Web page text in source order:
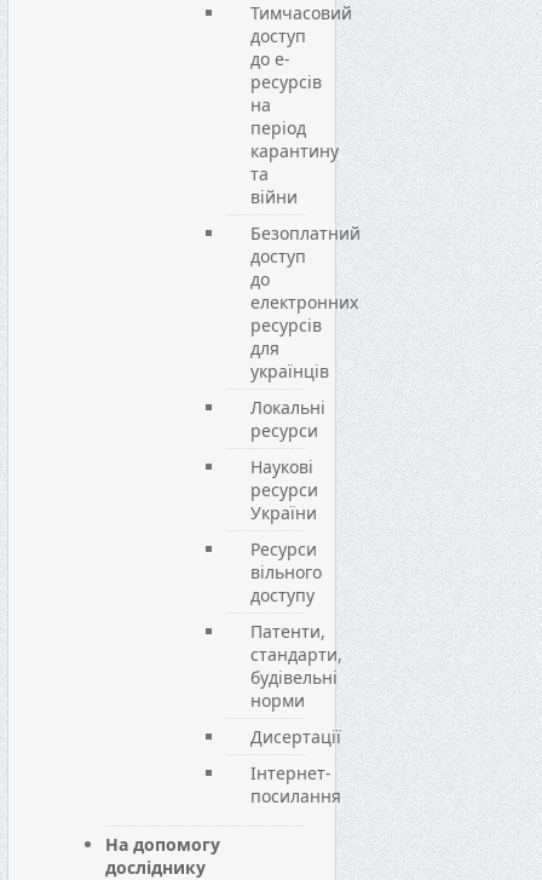
Тимчасовий
доступ
до е-
ресурсів
на
період
карантину
та
війни
Безоплатний
доступ
до
електронних
ресурсів
для
українців
Локальні
ресурси
Наукові
ресурси
України
Ресурси
вільного
доступу
Патенти,
стандарти,
будівельні
норми
Дисертації
Інтернет-
посилання
На допомогу
досліднику